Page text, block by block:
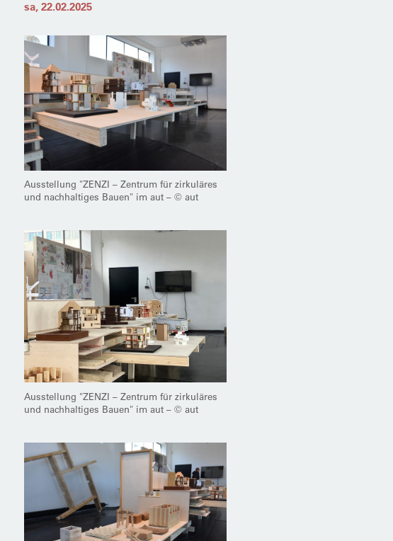
sa, 22.02.2025
Ausstellung "ZENZI – Zentrum für zirkuläres
und nach­haltiges Bauen" im aut – © aut
Ausstellung "ZENZI – Zentrum für zirkuläres
und nach­haltiges Bauen" im aut – © aut